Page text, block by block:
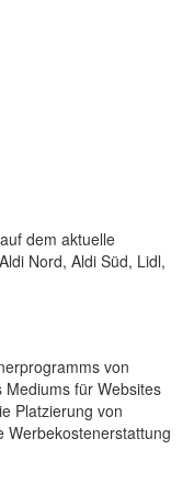
dem aktuelle
Nord, Aldi Süd, Lidl,
von
für Websites
Platzierung von
Werbekostenerstattung